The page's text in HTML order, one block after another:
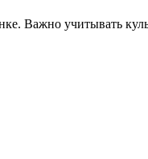
Важно учитывать